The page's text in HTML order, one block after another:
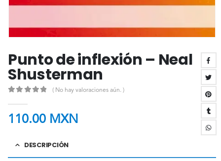
Punto de inflexión – Neal
Shusterman
( No hay valoraciones aún. )
110.00 MXN
DESCRIPCIÓN